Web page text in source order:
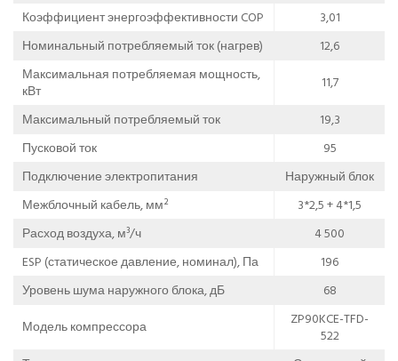
Коэффициент энергоэффективности COP
3,01
Номинальный потребляемый ток (нагрев)
12,6
Максимальная потребляемая мощность,
кВт
11,7
Максимальный потребляемый ток
19,3
Пусковой ток
95
Подключение электропитания
Наружный блок
Межблочный кабель, мм²
3*2,5 + 4*1,5
Расход воздуха, м³/ч
4 500
ESP (статическое давление, номинал), Па
196
Уровень шума наружного блока, дБ
68
Модель компрессора
ZP90KCE-TFD-
522